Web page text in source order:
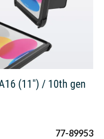
(11") / 10th gen
77-89953